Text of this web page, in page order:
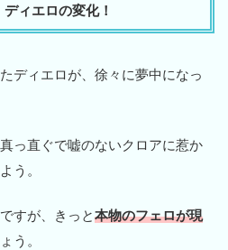
ディエロの変化！
ディエロが、徐々に夢中になっ
っ直ぐで嘘のないクロアに惹か
う。
すが、きっと本物のフェロが現
う。